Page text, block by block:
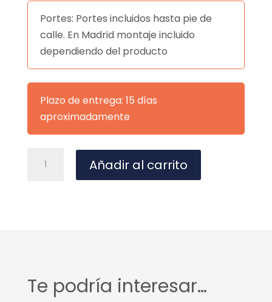
Portes: Portes incluidos hasta pie de
calle. En Madrid montaje incluido
dependiendo del producto
Plazo de entrega: 15 días
aproximadamente
CORINE
Añadir al carrito
i
Te podría interesar…